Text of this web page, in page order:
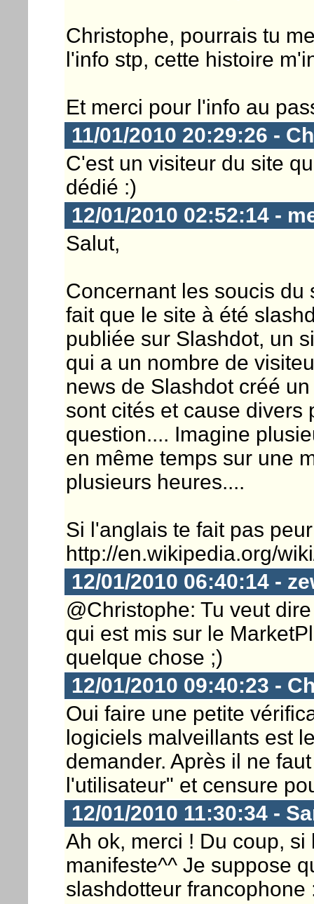
Christophe, pourrais tu
l'info stp, cette histoire
Et merci pour l'info au
11/01/2010 20:29:26 -
C'est un visiteur du site
dédié :)
12/01/2010 02:52:14 -
Salut,
Concernant les soucis du
fait que le site à été
publiée sur Slashdot, un
qui a un nombre de
news de Slashdot créé
sont cités et cause divers
question.... Imagine
en même temps sur une
plusieurs heures....
Si l'anglais te fait pas
http://en.wikipedia.org/
12/01/2010 06:40:14 -
@Christophe: Tu veut
qui est mis sur le
quelque chose ;)
12/01/2010 09:40:23 -
Oui faire une petite
logiciels malveillants est
demander. Après il ne
l'utilisateur" et censure
12/01/2010 11:30:34 -
Ah ok, merci ! Du coup,
manifeste^^ Je suppose
slashdotteur francophone